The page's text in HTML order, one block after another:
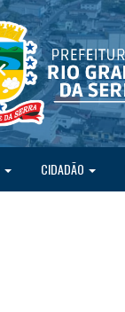
CIDADÃO